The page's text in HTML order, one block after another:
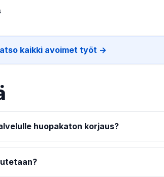
kaikki avoimet työt →
huopakaton korjaus?